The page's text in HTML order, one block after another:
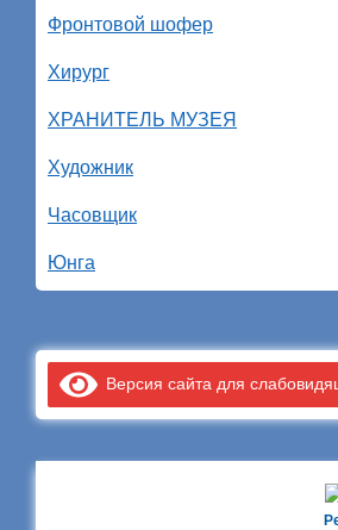
Фронтовой шофер
Хирург
ХРАНИТЕЛЬ МУЗЕЯ
Художник
Часовщик
Юнга
Версия сайта для